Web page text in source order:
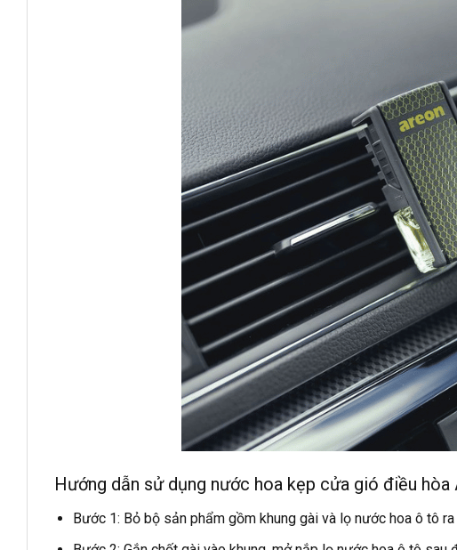
Hướng dẫn sử dụng nước hoa kẹp cửa gió điều hòa
Bước 1: Bỏ bộ sản phẩm gồm khung gài và lọ nước hoa ô tô